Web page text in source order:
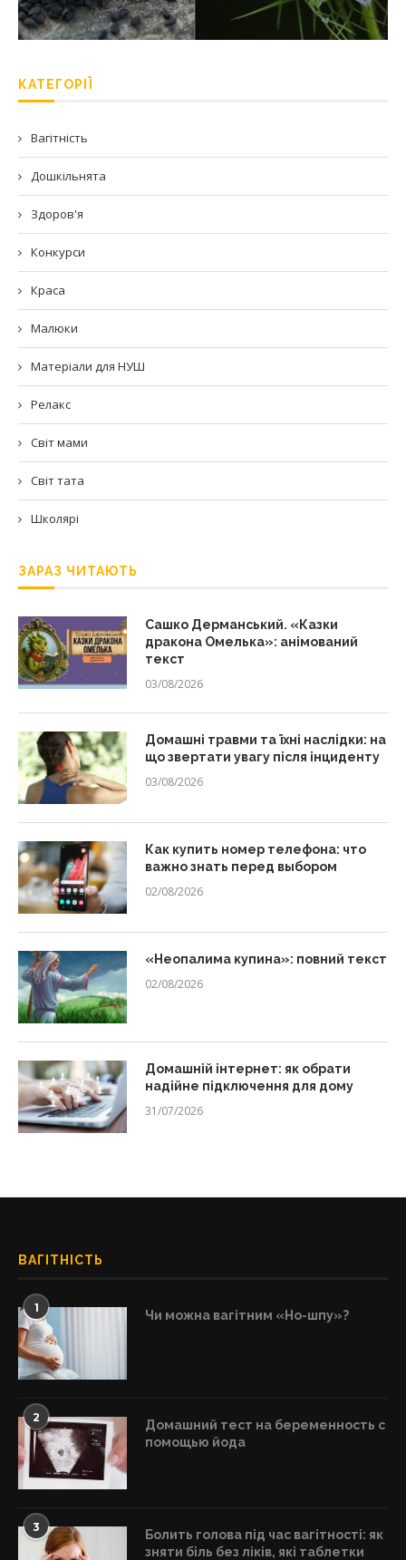
КАТЕГОРІЇ
Вагітність
Дошкільнята
Здоров'я
Конкурси
Краса
Малюки
Матеріали для НУШ
Релакс
Світ мами
Світ тата
Школярі
ЗАРАЗ ЧИТАЮТЬ
Сашко Дерманський. «Казки
дракона Омелька»: анімований
текст
03/08/2026
Домашні травми та їхні наслідки: на
що звертати увагу після інциденту
03/08/2026
Как купить номер телефона: что
важно знать перед выбором
02/08/2026
«Неопалима купина»: повний текст
02/08/2026
Домашній інтернет: як обрати
надійне підключення для дому
31/07/2026
ВАГІТНІСТЬ
1 Чи можна вагітним «Но-шпу»?
2
Домашний тест на беременность с
помощью йода
3
Болить голова під час вагітності: як
зняти біль без ліків, які таблетки